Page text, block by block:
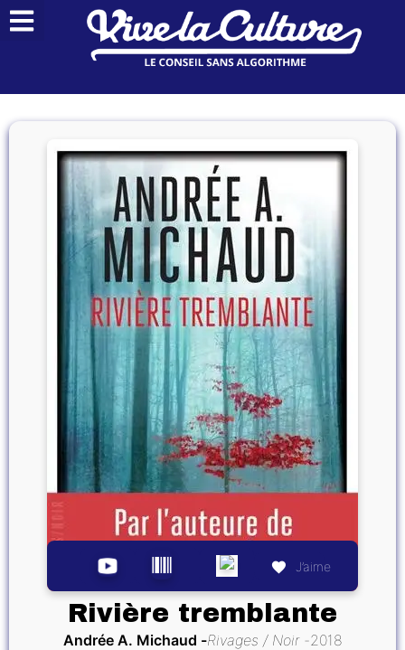
J’aime
Rivière tremblante
Andrée A. Michaud Rivages / Noir 2018